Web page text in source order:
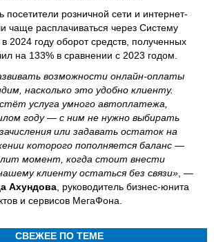
посетители розничной сети и интернет-
чаще расплачиваться через Систему
2024 году оборот средств, полученных
на 133% в сравнении с 2023 годом.
возможности онлайн-оплаты
насколько это удобно клиенту.
услуга умного автоплатежа,
году — с ним не нужно выбирать
или задавать остаток на
которого пополняется баланс —
момент, когда стоит внести
клиенту остаться без связи» , —
Ахундова , руководитель бизнес-юнита
и сервисов МегаФона.
СВЕЖЕЕ ПО ТЕМЕ